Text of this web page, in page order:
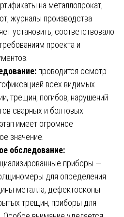
на металлопрокат,
журналы производства
установить, соответствовало
проекта и
проводится осмотр
всех видимых
трещин, погибов, нарушений
сварных и болтовых
имеет огромное
значение.
обследование:
приборы —
для определения
металла, дефектоскопы
трещин, приборы для